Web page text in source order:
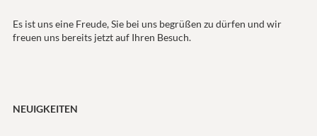
Es ist uns eine Freude, Sie bei uns begrüßen zu dürfen und wir
freuen uns bereits jetzt auf Ihren Besuch.
NEUIGKEITEN